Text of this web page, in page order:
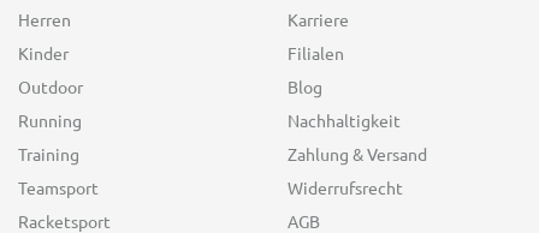
Herren
Kinder
Outdoor
Running
Training
Teamsport
Racketsport
Karriere
Filialen
Blog
Nachhaltigkeit
Zahlung & Versand
Widerrufsrecht
AGB